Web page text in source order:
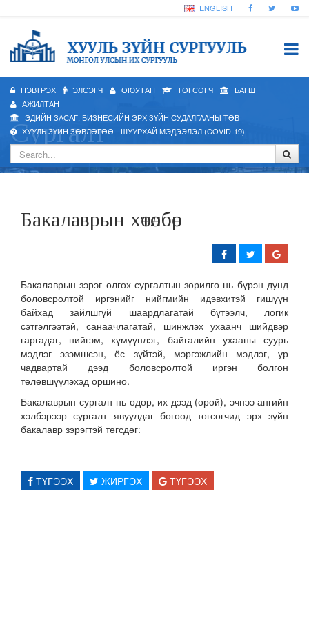
ENGLISH
НЭВТРЭХ ЭЛСЭГЧ ОЮУТАН ТӨГСӨГЧ
БАГШ
АЖИЛТАН
ЭДИЙН ЗАСАГ, БИЗНЕСИЙН ЭРХ ЗҮЙН СУДАЛГААНЫ ТӨВ
ХУУЛЬ ЗҮЙН ЗӨВЛӨГӨӨ
ШУУРХАЙ МЭДЭЭЛЭЛ (COVID-19)
Сургалт
Бакалаврын хөтөлбөр
Бакалаврын зэрэг олгох сургалтын зорилго нь бүрэн дунд
боловсролтой иргэнийг нийгмийн идэвхитэй гишүүн
байхад зайлшгүй шаардлагатай бүтээлч, логик
сэтгэлгээтэй, санаачлагатай, шинжлэх ухаанч шийдвэр
гаргадаг, нийгэм, хүмүүнлэг, байгалийн ухааны суурь
мэдлэг эзэмшсэн, ёс зүйтэй, мэргэжлийн мэдлэг, ур
чадвартай дээд боловсролтой иргэн болгон
төлөвшүүлэхэд оршино.
Бакалаврын сургалт нь өдөр, их дээд (орой), эчнээ ангийн
хэлбэрээр сургалт явуулдаг бөгөөд төгсөгчид эрх зүйн
бакалавр зэрэгтэй төгсдөг:
ТҮГЭЭХ ЖИРГЭХ ТҮГЭЭХ